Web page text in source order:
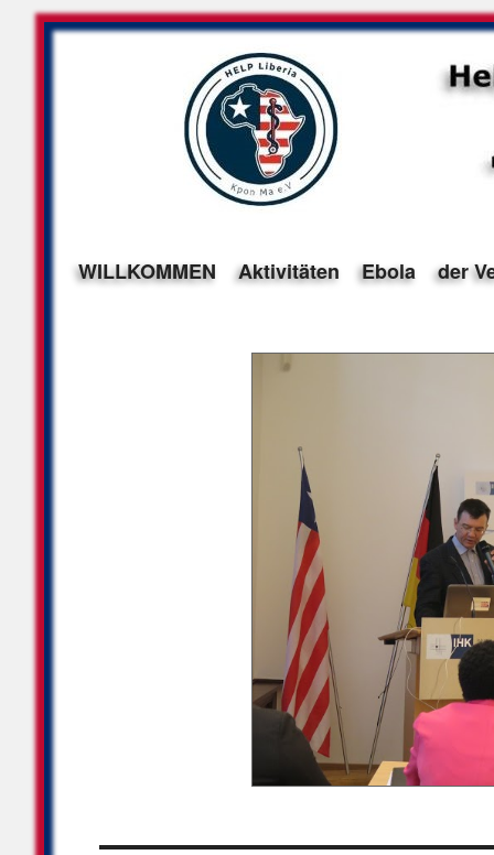
WILLKOMMEN Aktivitäten Ebola der